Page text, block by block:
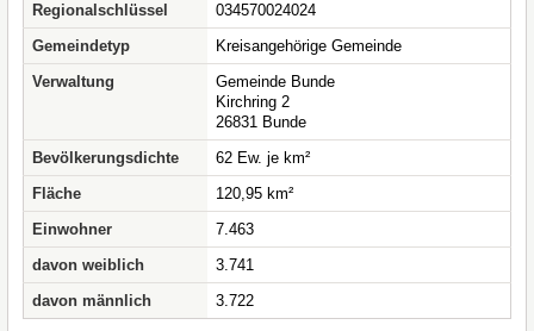
Regionalschlüssel
034570024024
Gemeindetyp
Kreisangehörige Gemeinde
Verwaltung
Gemeinde Bunde
Kirchring 2
26831 Bunde
Bevölkerungsdichte
62 Ew. je km²
Fläche
120,95 km²
Einwohner
7.463
davon weiblich
3.741
davon männlich
3.722